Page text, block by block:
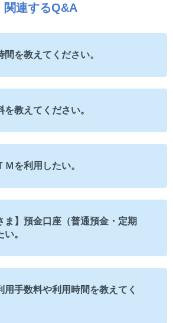
関連するQ&A
間を教えてください。
を教えてください。
Ｍを利用したい。
ま】預金口座（普通預金・定期
。
用手数料や利用時間を教えてく